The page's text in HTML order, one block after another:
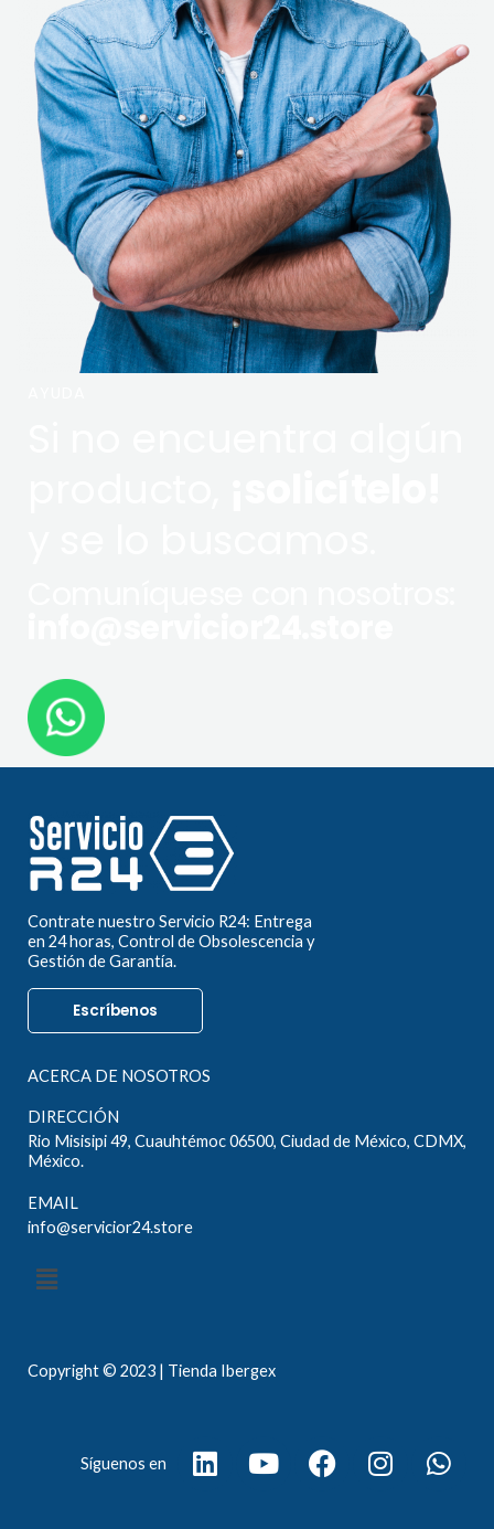
Contrate nuestro Servicio R24: Entrega
en 24 horas, Control de Obsolescencia y
Gestión de Garantía.
Escríbenos
ACERCA DE NOSOTROS
DIRECCIÓN
Rio Misisipi 49, Cuauhtémoc 06500, Ciudad de México, CDMX,
México.
EMAIL
info@servicior24.store
Menú
Copyright © 2023 | Tienda Ibergex
Síguenos en
L
i
Y
o
F
a
I
n
W
h